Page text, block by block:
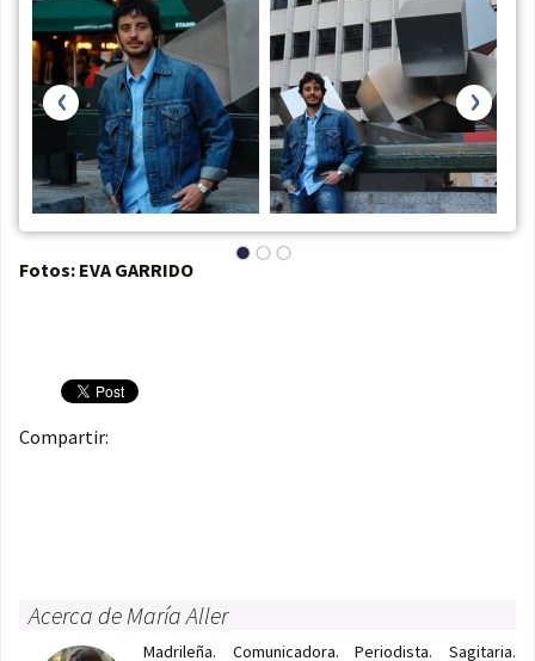
‹ ›
Fotos: EVA GARRIDO
Compartir:
Acerca de María Aller
Madrileña. Comunicadora. Periodista. Sagitaria.